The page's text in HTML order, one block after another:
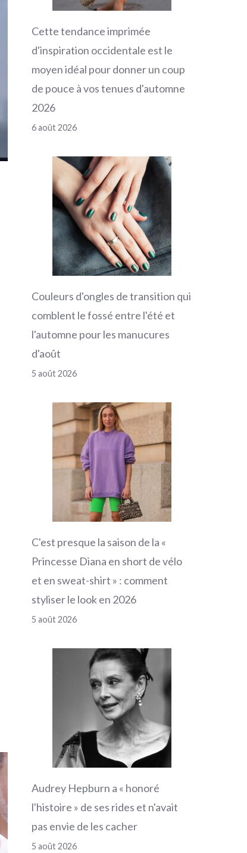
Cette tendance imprimée
d'inspiration occidentale est le
moyen idéal pour donner un coup
de pouce à vos tenues d'automne
2026
6 août 2026
Couleurs d'ongles de transition qui
comblent le fossé entre l'été et
l'automne pour les manucures
d'août
5 août 2026
C'est presque la saison de la «
Princesse Diana en short de vélo
et en sweat-shirt » : comment
styliser le look en 2026
5 août 2026
Audrey Hepburn a « honoré
l'histoire » de ses rides et n'avait
pas envie de les cacher
5 août 2026